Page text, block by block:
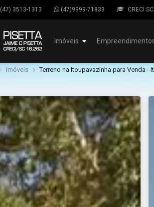
(47) 3513-1313 (47)9999-71833 CRECI
Imóveis
Imóveis Terreno na Itoupavazinha para Venda -